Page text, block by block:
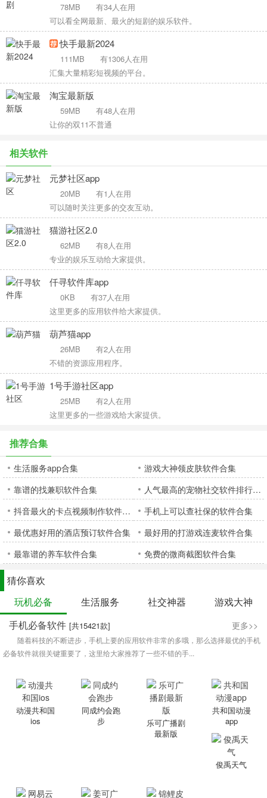
78MB
有34人在用
可以看全网最新、最火的短剧的娱乐软件。
快手最新2024
111MB
有1306人在用
汇集大量精彩短视频的平台。
淘宝最新版
59MB
有48人在用
让你的双11不普通
相关软件
元梦社区app
20MB
有1人在用
可以随时关注更多的交友互动。
猫游社区2.0
62MB
有8人在用
专业的娱乐互动给大家提供。
仟寻软件库app
0KB
有37人在用
这里更多的应用软件给大家提供。
葫芦猫app
26MB
有2人在用
不错的资源应用程序。
1号手游社区app
25MB
有2人在用
这里更多的一些游戏给大家提供。
推荐合集
生活服务app合集
游戏大神领皮肤软件合集
靠谱的找兼职软件合集
人气最高的宠物社交软件排行榜合集
抖音最火的卡点视频制作软件合集
手机上可以查社保的软件合集
最优惠好用的酒店预订软件合集
最好用的打游戏连麦软件合集
最靠谱的养车软件合集
免费的微商截图软件合集
猜你喜欢
玩机必备
生活服务 社交神器
游戏大神
手机必备软件 [共15421款] 更多>>
随着科技的不断进步，手机上要的应用软件非常的多哦，那么选择最优的手机
必备软件就很关键重要了，这里给大家推荐了一些不错的手...
动漫共和国
ios
同成约会跑
步
乐可广播剧
最新版
共和国动漫
app
俊禹天气